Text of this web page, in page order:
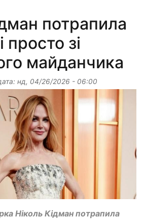
потрапила
просто зі
майданчика
нд, 04/26/2026 - 06:00
Ніколь Кідман потрапила